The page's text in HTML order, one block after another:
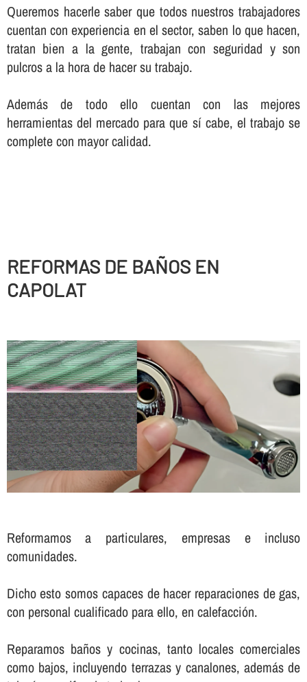
Queremos hacerle saber que todos nuestros trabajadores
cuentan con experiencia en el sector, saben lo que hacen,
tratan bien a la gente, trabajan con seguridad y son
pulcros a la hora de hacer su trabajo.
Además de todo ello cuentan con las mejores
herramientas del mercado para que sí­ cabe, el trabajo se
complete con mayor calidad.
REFORMAS DE BAÑOS EN
CAPOLAT
Reformamos a particulares, empresas e incluso
comunidades.
Dicho esto somos capaces de hacer reparaciones de gas,
con personal cualificado para ello, en calefacción.
Reparamos baños y cocinas, tanto locales comerciales
como bajos, incluyendo terrazas y canalones, además de